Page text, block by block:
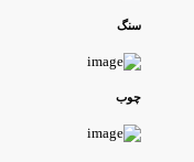
سنگ
چوب